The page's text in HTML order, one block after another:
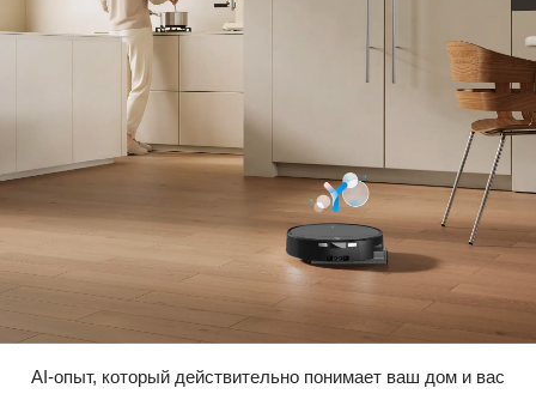
AI-опыт, который действительно понимает ваш дом и вас